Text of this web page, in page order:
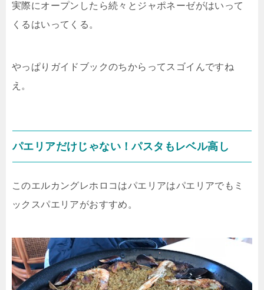
実際にオープンしたら続々とジャポネーゼがはいって
くるはいってくる。
やっぱりガイドブックのちからってスゴイんですね
え。
パエリアだけじゃない！パスタもレベル高し
このエルカングレホロコはパエリアはパエリアでもミ
ックスパエリアがおすすめ。